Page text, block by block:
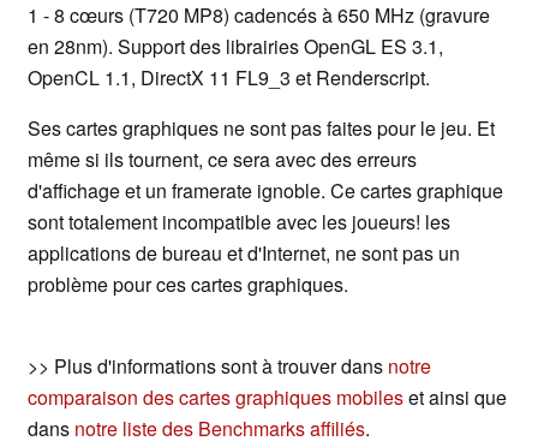
1 - 8 cœurs (T720 MP8) cadencés à 650 MHz (gravure
en 28nm). Support des librairies OpenGL ES 3.1,
OpenCL 1.1, DirectX 11 FL9_3 et Renderscript.
Ses cartes graphiques ne sont pas faites pour le jeu. Et
même si ils tournent, ce sera avec des erreurs
d'affichage et un framerate ignoble. Ce cartes graphique
sont totalement incompatible avec les joueurs! les
applications de bureau et d'Internet, ne sont pas un
problème pour ces cartes graphiques.
>> Plus d'informations sont à trouver dans notre
comparaison des cartes graphiques mobileset ainsi que
dans notre liste des Benchmarks affiliés.